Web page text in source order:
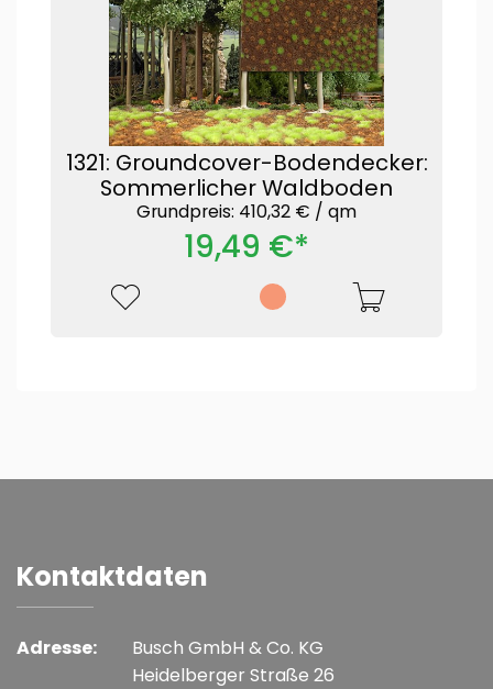
1321: Groundcover-Bodendecker:
Sommerlicher Waldboden
Grundpreis: 410,32 € / qm
19,49 €*
Kontaktdaten
Adresse:
Busch GmbH & Co. KG
Heidelberger Straße 26